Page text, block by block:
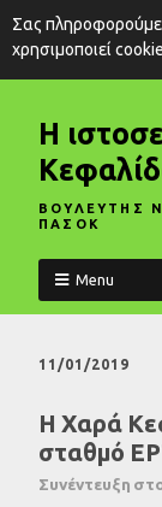
Η
ΒΟΥΛΕΥΤΗΣ
ΠΑΣΟΚ
Menu
11/01/2019
Η Χαρά
σταθμό
Συνέντευξη
Σας πληροφορούμε
χρησιμοποιεί